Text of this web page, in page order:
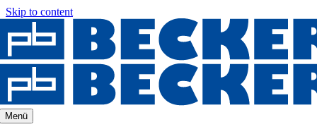
Skip to content
Menü